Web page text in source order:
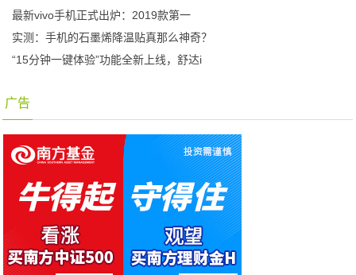
最新vivo手机正式出炉：2019款第一
实测：手机的石墨烯降温贴真那么神奇？
“15分钟一键体验”功能全新上线，舒达i
广告